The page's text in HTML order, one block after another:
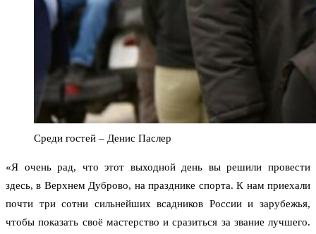
Среди гостей – Денис Паслер
«Я очень рад, что этот выходной день вы решили провести
здесь, в Верхнем Дуброво, на празднике спорта. К нам приехали
почти три сотни сильнейших всадников России и зарубежья,
чтобы показать своё мастерство и сразиться за звание лучшего.